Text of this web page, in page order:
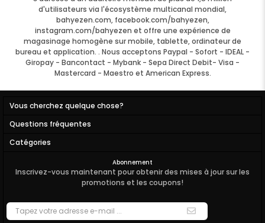
d'utilisateurs via l'écosystème multicanal mondial,
bahyezen.com, facebook.com/bahyezen,
instagram.com/bahyezen et offre une expérience de
magasinage homogène sur mobile, tablette, ordinateur de
bureau et application. . Nous acceptons Paypal - Sofort - IDEAL -
Giropay - Bancontact - Mybank - Sepa Direct Debit- Visa -
Mastercard - Maestro et American Express.
Vous cherchez quelque chose?
Questions fréquentes
Catégories
Abonnement
Inscrivez-vous maintenant pour obtenir des mises à jour sur les
promotions et les coupons!